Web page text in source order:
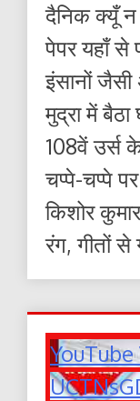
दैनिक क्यूँ
पेपर यहाँ
इंसानों
मुद्रा में बैठा
108वें उर्स
चप्पे-चप्पे
किशोर
रंग, गीतों से